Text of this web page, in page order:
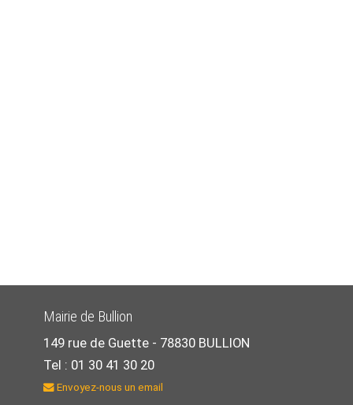
Mairie de Bullion
149 rue de Guette - 78830 BULLION
Tel : 01 30 41 30 20
Envoyez-nous un email